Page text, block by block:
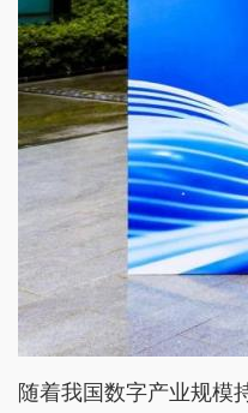
随着我国数字产业规模